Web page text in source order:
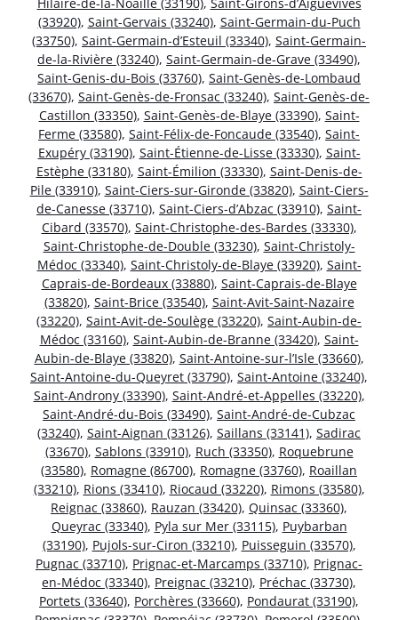
(33920), Saint-Gervais (33240), Saint-Germain-du-Puch
(33750), Saint-Germain-d’Esteuil (33340), Saint-Germain-
de-la-Rivière (33240), Saint-Germain-de-Grave (33490),
Saint-Genis-du-Bois (33760), Saint-Genès-de-Lombaud
(33670), Saint-Genès-de-Fronsac (33240), Saint-Genès-de-
Castillon (33350), Saint-Genès-de-Blaye (33390), Saint-
Ferme (33580), Saint-Félix-de-Foncaude (33540), Saint-
Exupéry (33190), Saint-Étienne-de-Lisse (33330), Saint-
Estèphe (33180), Saint-Émilion (33330), Saint-Denis-de-
Pile (33910), Saint-Ciers-sur-Gironde (33820), Saint-Ciers-
de-Canesse (33710), Saint-Ciers-d’Abzac (33910), Saint-
Cibard (33570), Saint-Christophe-des-Bardes (33330),
Saint-Christophe-de-Double (33230), Saint-Christoly-
Médoc (33340), Saint-Christoly-de-Blaye (33920), Saint-
Caprais-de-Bordeaux (33880), Saint-Caprais-de-Blaye
(33820), Saint-Brice (33540), Saint-Avit-Saint-Nazaire
(33220), Saint-Avit-de-Soulège (33220), Saint-Aubin-de-
Médoc (33160), Saint-Aubin-de-Branne (33420), Saint-
Aubin-de-Blaye (33820), Saint-Antoine-sur-l’Isle (33660),
Saint-Antoine-du-Queyret (33790), Saint-Antoine (33240),
Saint-Androny (33390), Saint-André-et-Appelles (33220),
Saint-André-du-Bois (33490), Saint-André-de-Cubzac
(33240), Saint-Aignan (33126), Saillans (33141), Sadirac
(33670), Sablons (33910), Ruch (33350), Roquebrune
(33580), Romagne (86700), Romagne (33760), Roaillan
(33210), Rions (33410), Riocaud (33220), Rimons (33580),
Reignac (33860), Rauzan (33420), Quinsac (33360),
Queyrac (33340), Pyla sur Mer (33115), Puybarban
(33190), Pujols-sur-Ciron (33210), Puisseguin (33570),
Pugnac (33710), Prignac-et-Marcamps (33710), Prignac-
en-Médoc (33340), Preignac (33210), Préchac (33730),
Portets (33640), Porchères (33660), Pondaurat (33190),